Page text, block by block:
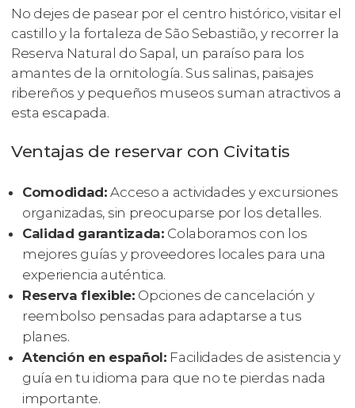
No dejes de pasear por el centro histórico, visitar el
castillo y la fortaleza de São Sebastião, y recorrer la
Reserva Natural do Sapal, un paraíso para los
amantes de la ornitología. Sus salinas, paisajes
ribereños y pequeños museos suman atractivos a
esta escapada.
Ventajas de reservar con Civitatis
Comodidad: Acceso a actividades y excursiones
organizadas, sin preocuparse por los detalles.
Calidad garantizada: Colaboramos con los
mejores guías y proveedores locales para una
experiencia auténtica.
Reserva flexible: Opciones de cancelación y
reembolso pensadas para adaptarse a tus
planes.
Atención en español: Facilidades de asistencia y
guía en tu idioma para que no te pierdas nada
importante.